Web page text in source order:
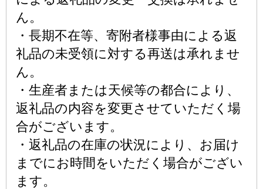
ん。
・長期不在等、寄附者様事由による返
礼品の未受領に対する再送は承れませ
ん。
・生産者または天候等の都合により、
返礼品の内容を変更させていただく場
合がございます。
・返礼品の在庫の状況により、お届け
までにお時間をいただく場合がござい
ます。